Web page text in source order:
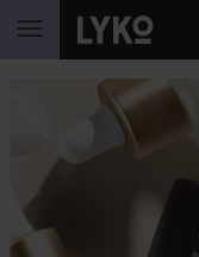
GÅ TIL INNHOLD